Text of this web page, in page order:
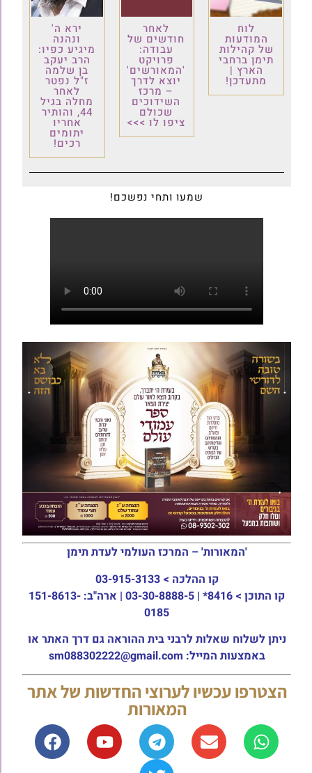
לוח
המודעות
של קהילות
תימן ברחבי
הארץ |
מתעדכן!
לאחר
חודשים של
עבודה:
פרויקט
'המאורשים'
יוצא לדרך
– מרכז
השידוכים
שכולם
ציפו לו >>>
ירא ה'
ונהנה
מיגיע כפיו:
הרב יעקב
בן שלמה
ז"ל נפטר
לאחר
מחלה בגיל
44, והותיר
אחריו
יתומים
רכים!
שמעו ותחי נפשכם!
'המאורות' – המרכז העולמי לעדת תימן
קו ההלכה > 03-915-3133
קו התוכן >
8416* | 03-30-8888-5 | ארה"ב: 151-8613-
0185
ניתן לשלוח שאלות לרבני בית ההוראה גם דרך האתר או
באמצעות המייל: sm088302222@gmail.com
הצטרפו עכשיו לערוצי החדשות של אתר
המאורות